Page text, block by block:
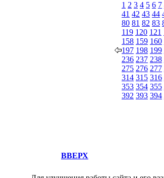
1 2 3 4 5 6 7
41 42 43 44
80 81 82 83
119 120 121
158 159 160
197 198 199
236 237 238
275 276 277
314 315 316
353 354 355
392 393 394
ВВЕРХ